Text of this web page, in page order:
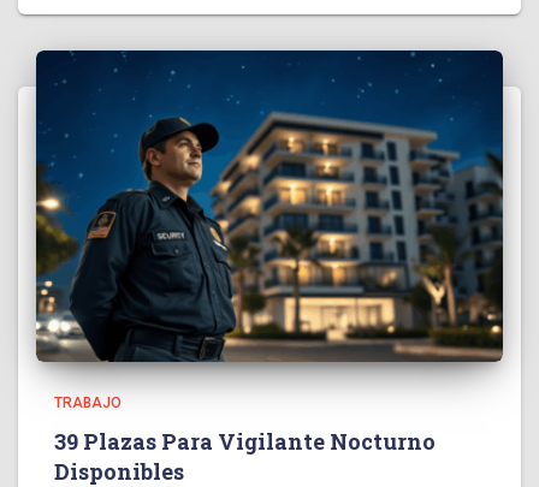
TRABAJO
39 Plazas Para Vigilante Nocturno
Disponibles